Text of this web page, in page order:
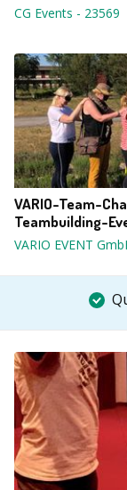
CG Events - 23569
VARIO-Team-
Teambuilding-
VARIO EVENT